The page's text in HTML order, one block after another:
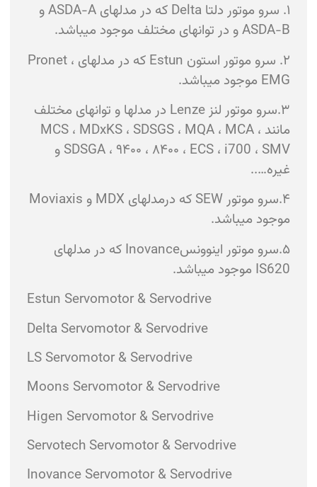
۱. سرو موتور دلتا Delta که در مدلهای ASDA-A و
ASDA-B و در توانهای مختلف موجود میباشد.
۲. سرو موتور استون Estun که در مدلهای Pronet ،
EMG موجود میباشد.
۳.سرو موتور لنز Lenze در مدلها و توانهای مختلف
مانند MCS ، MDxKS ، SDSGS ، MQA ، MCA ،
SDSGA ، ۹۴۰۰ ، ۸۴۰۰ ، ECS ، i700 ، SMV و
غیره…..
۴.سرو موتور SEW که درمدلهای MDX و Moviaxis
موجود میباشد.
۵.سرو موتور اینوونسInovance که در مدلهای
IS620 موجود میباشد.
Estun Servomotor & Servodrive
Delta Servomotor & Servodrive
LS Servomotor & Servodrive
Moons Servomotor & Servodrive
Higen Servomotor & Servodrive
Servotech Servomotor & Servodrive
Inovance Servomotor & Servodrive